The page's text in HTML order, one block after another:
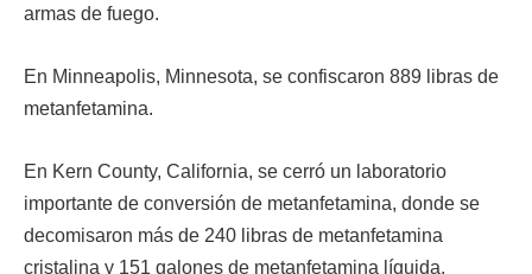
armas de fuego.
En Minneapolis, Minnesota, se confiscaron 889 libras de
metanfetamina.
En Kern County, California, se cerró un laboratorio
importante de conversión de metanfetamina, donde se
decomisaron más de 240 libras de metanfetamina
cristalina y 151 galones de metanfetamina líquida.